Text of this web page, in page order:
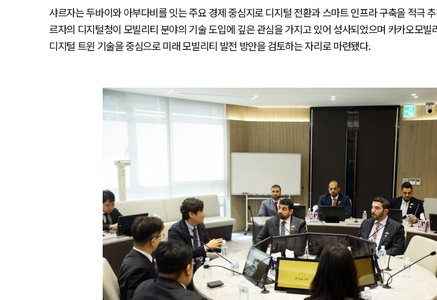
샤르자는 두바이와 아부다비를 잇는 주요 경제 중심지로 디지털 전환과 스마트 인프라 구축을 적극
르자의 디지털청이 모빌리티 분야의 기술 도입에 깊은 관심을 가지고 있어 성사되었으며 카카오모빌
디지털 트윈 기술을 중심으로 미래 모빌리티 발전 방안을 검토하는 자리로 마련됐다.